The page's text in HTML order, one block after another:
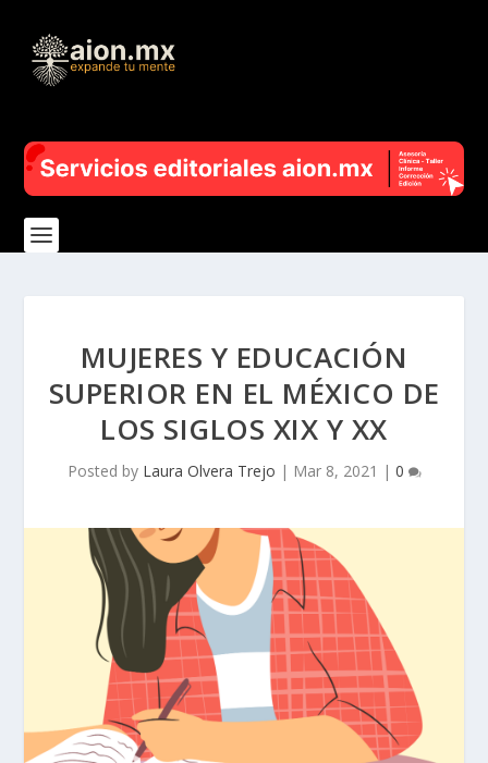
MUJERES Y EDUCACIÓN
SUPERIOR EN EL MÉXICO DE
LOS SIGLOS XIX Y XX
Posted by Laura Olvera Trejo | Mar 8, 2021 | 0